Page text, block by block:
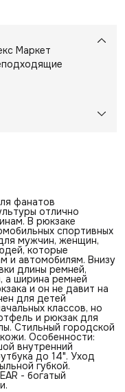
Маркет
фанатов
отлично
В рюкзаке
спортивных
мужчин, женщин,
которые
и автомобилям. Внизу
длины ремней,
а ширина ремней
и он не давит на
для детей
классов, но
и рюкзак для
Стильный городской
Особенности:
внутренний
до 14". Уход
губкой.
- богатый